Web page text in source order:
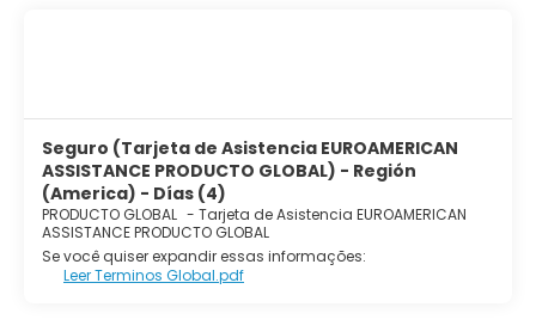
Seguro (Tarjeta de Asistencia EUROAMERICAN
ASSISTANCE PRODUCTO GLOBAL) - Región
(America) - Días (4)
PRODUCTO GLOBAL - Tarjeta de Asistencia EUROAMERICAN
ASSISTANCE PRODUCTO GLOBAL
Se você quiser expandir essas informações:
Leer Terminos Global.pdf